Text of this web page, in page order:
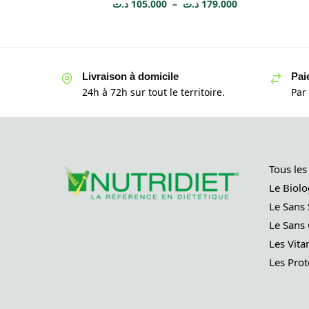
105.000 د.ت – 179.000 د.ت
Livraison à domicile
24h à 72h sur tout le territoire.
Tous
Le
Le Sans
Le
Les
Les